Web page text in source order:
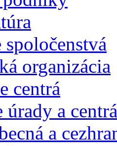
organizácia
centrá
úrady a centrá
a